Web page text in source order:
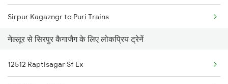
Nellore to Tenali Trains
Sirpur Kagazngr to Puri Trains
Sirpur Kagazngr to Raipur Trains
Sirpur Kagazngr to Rajahmundry Trains
नेल्लूर से सिरपुर कैगाजैग के लिए लोकप्रिय ट्रेनें
12512 Raptisagar Sf Ex